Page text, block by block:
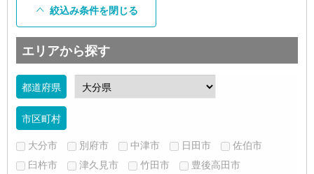
絞込み条件を閉じる
エリアから探す
都道府県
市区町村
大分市
別府市 中津市 日田市
佐伯市
臼杵市
津久見市 竹田市
豊後高田市